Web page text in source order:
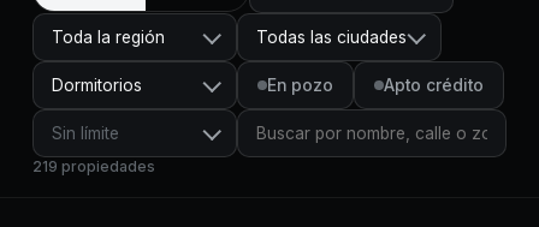
Toda la región Todas las ciudades
Dormitorios En pozo Apto crédito
Sin límite
219 propiedades